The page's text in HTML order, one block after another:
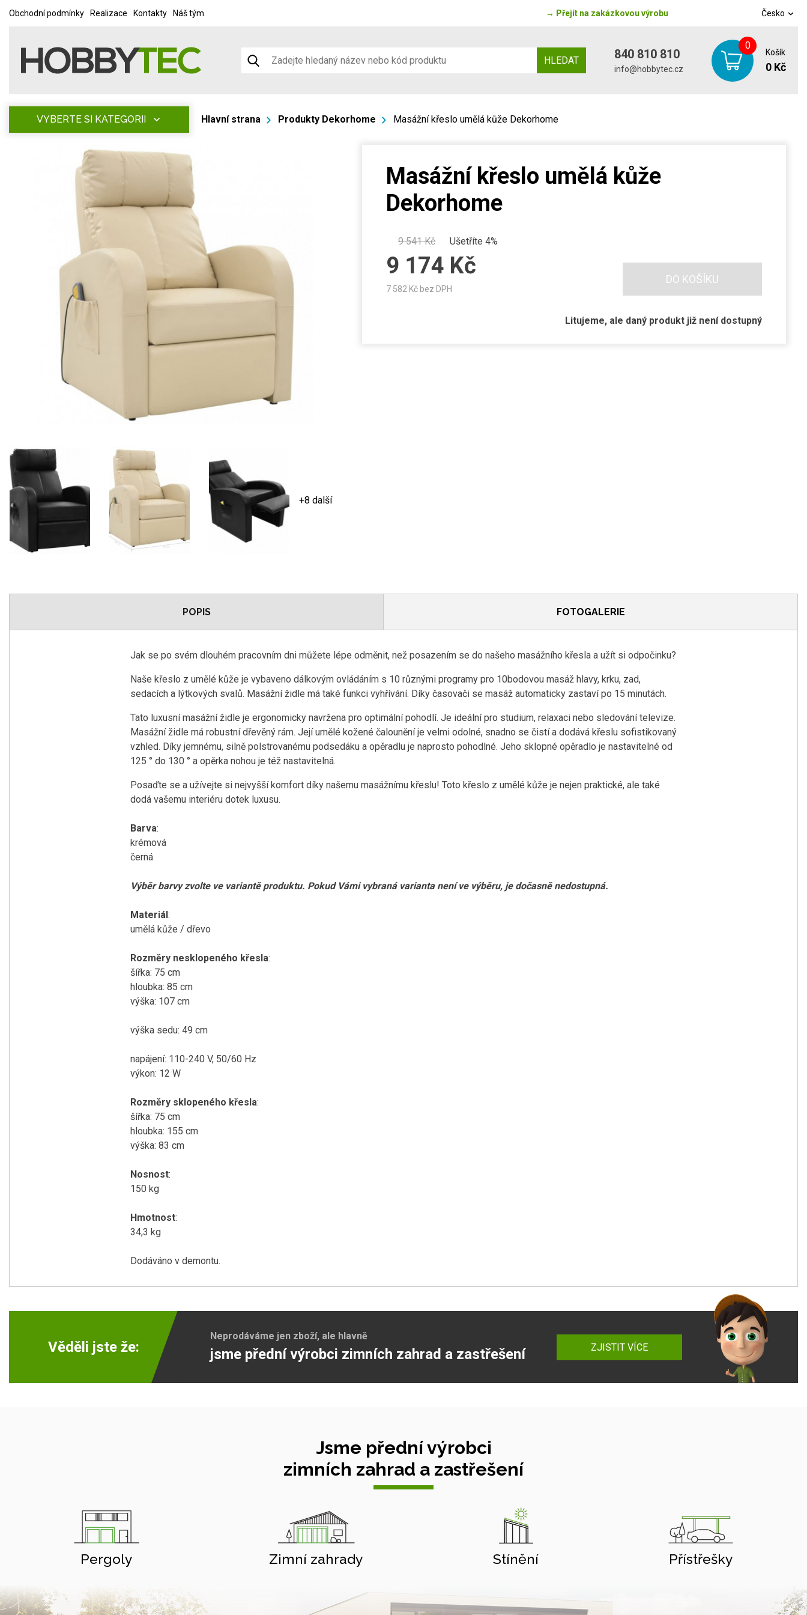
Obchodní podmínky Realizace Kontakty Náš tým → Přejít na zakázkovou výrobu Česko
HLEDAT 840 810 810
info@hobbytec.cz
0
Košík
0 Kč
VYBERTE SI KATEGORII Hlavní strana Produkty Dekorhome Masážní křeslo umělá kůže Dekorhome
+8 další
Masážní křeslo umělá kůže
Dekorhome
9 541Kč Ušetříte 4%
9 174 Kč
7 582 Kč bez DPH
DO KOŠÍKU
Litujeme, ale daný produkt již není dostupný
POPIS FOTOGALERIE
Jak se po svém dlouhém pracovním dni můžete lépe odměnit, než posazením se do našeho masážního křesla a užít si odpočinku?
Naše křeslo z umělé kůže je vybaveno dálkovým ovládáním s 10 různými programy pro 10bodovou masáž hlavy, krku, zad,
sedacích a lýtkových svalů. Masážní židle má také funkci vyhřívání. Díky časovači se masáž automaticky zastaví po 15 minutách.
Tato luxusní masážní židle je ergonomicky navržena pro optimální pohodlí. Je ideální pro studium, relaxaci nebo sledování televize.
Masážní židle má robustní dřevěný rám. Její umělé kožené čalounění je velmi odolné, snadno se čistí a dodává křeslu sofistikovaný
vzhled. Díky jemnému, silně polstrovanému podsedáku a opěradlu je naprosto pohodlné. Jeho sklopné opěradlo je nastavitelné od
125 ° do 130 ° a opěrka nohou je též nastavitelná.
Posaďte se a užívejte si nejvyšší komfort díky našemu masážnímu křeslu! Toto křeslo z umělé kůže je nejen praktické, ale také
dodá vašemu interiéru dotek luxusu.
Barva:
krémová
černá
Výběr barvy zvolte ve variantě produktu. Pokud Vámi vybraná varianta není ve výběru, je dočasně nedostupná.
Materiál:
umělá kůže / dřevo
Rozměry nesklopeného křesla:
šířka: 75 cm
hloubka: 85 cm
výška: 107 cm
výška sedu: 49 cm
napájení: 110-240 V, 50/60 Hz
výkon: 12 W
Rozměry sklopeného křesla:
šířka: 75 cm
hloubka: 155 cm
výška: 83 cm
Nosnost:
150 kg
Hmotnost:
34,3 kg
Dodáváno v demontu.
Věděli jste že:
Neprodáváme jen zboží, ale hlavně
jsme přední výrobci zimních zahrad a zastřešení ZJISTIT VÍCE
Jsme přední výrobci
zimních zahrad a zastřešení
Pergoly Zimní zahrady Stínění Přístřešky